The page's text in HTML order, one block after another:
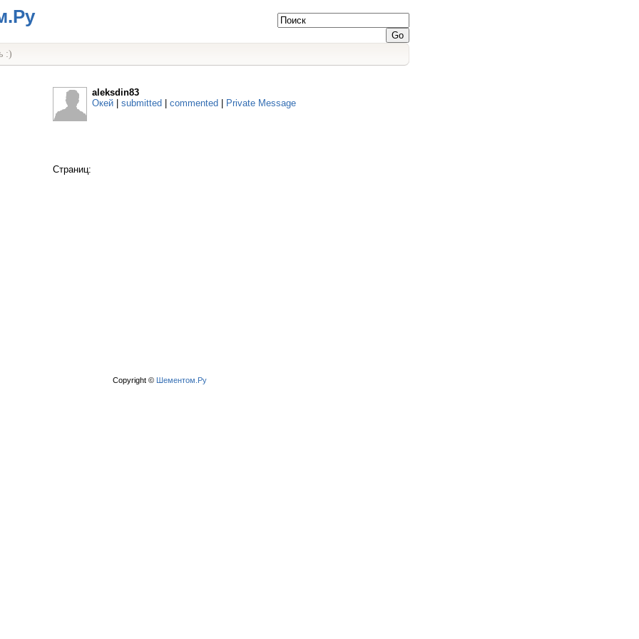
:)
aleksdin83
Окей
submitted commented Private Message
Страниц:
Copyright © Шементом.Ру